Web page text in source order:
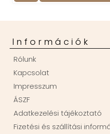
Információk
Rólunk
Kapcsolat
Impresszum
ÁSZF
Adatkezelési tájékoztató
Fizetési és szállítási